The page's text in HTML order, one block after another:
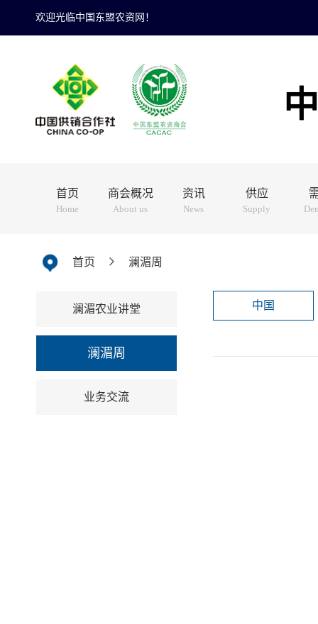
欢迎光临中国东盟农资网！
首页
Home
商会概况
About us
资讯
News
供应
Supply
首页 澜湄周
澜湄农业讲堂
澜湄周
业务交流
中国